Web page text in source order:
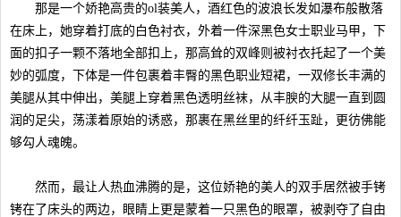
那是一个娇艳高贵的ol装美人，酒红色的波浪长发如瀑布般散落
在床上，她穿着打底的白色衬衣，外着一件深黑色女士职业马甲，下
面的扣子一颗不落地全部扣上，那高耸的双峰则被衬衣托起了一个美
妙的弧度，下体是一件包裹着丰臀的黑色职业短裙，一双修长丰满的
美腿从其中伸出，美腿上穿着黑色透明丝袜，从丰腴的大腿一直到圆
润的足尖，荡漾着原始的诱惑，那裹在黑丝里的纤纤玉趾，更彷佛能
够勾人魂魄。
然而，最让人热血沸腾的是，这位娇艳的美人的双手居然被手铐
铐在了床头的两边，眼睛上更是蒙着一只黑色的眼罩，被剥夺了自由